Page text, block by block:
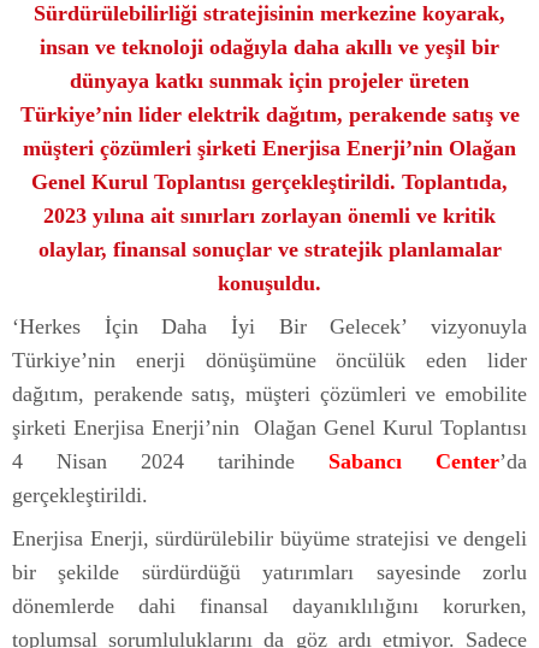
Sürdürülebilirliği stratejisinin merkezine koyarak,
insan ve teknoloji odağıyla daha akıllı ve yeşil bir
dünyaya katkı sunmak için projeler üreten
Türkiye’nin lider elektrik dağıtım, perakende satış ve
müşteri çözümleri şirketi Enerjisa Enerji’nin Olağan
Genel Kurul Toplantısı gerçekleştirildi. Toplantıda,
2023 yılına ait sınırları zorlayan önemli ve kritik
olaylar, finansal sonuçlar ve stratejik planlamalar
konuşuldu.
‘Herkes İçin Daha İyi Bir Gelecek’ vizyonuyla
Türkiye’nin enerji dönüşümüne öncülük eden lider
dağıtım, perakende satış, müşteri çözümleri ve emobilite
şirketi Enerjisa Enerji’nin Olağan Genel Kurul Toplantısı
4 Nisan 2024 tarihinde Sabancı Center’da
gerçekleştirildi.
Enerjisa Enerji, sürdürülebilir büyüme stratejisi ve dengeli
bir şekilde sürdürdüğü yatırımları sayesinde zorlu
dönemlerde dahi finansal dayanıklılığını korurken,
toplumsal sorumluluklarını da göz ardı etmiyor. Sadece